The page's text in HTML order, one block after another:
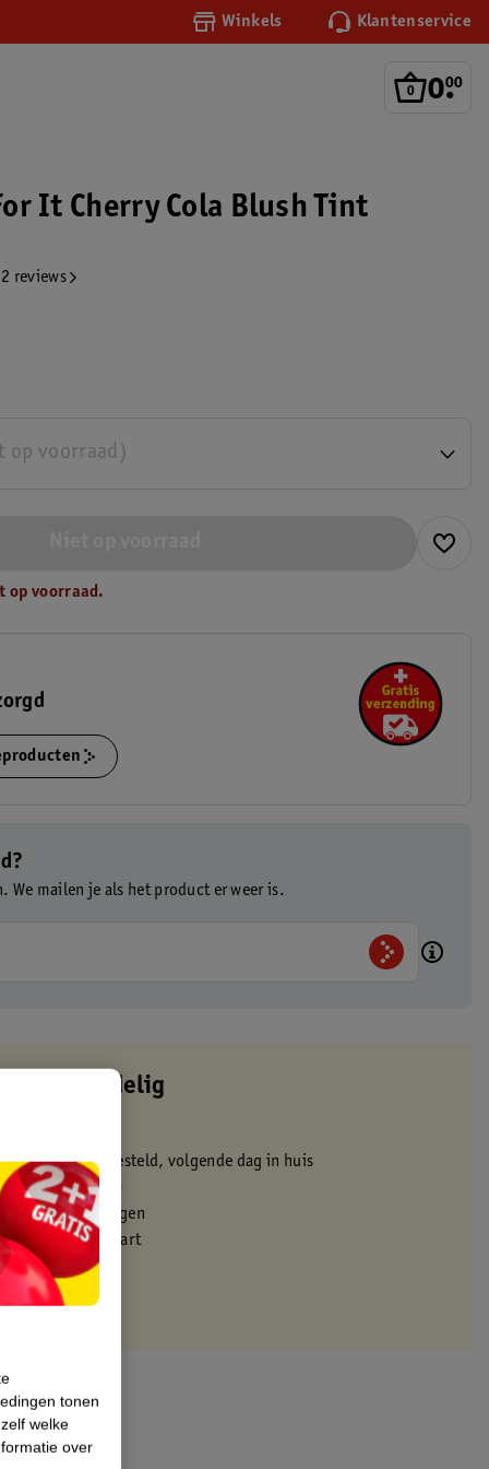
Winkels Klantenservice
0.
00
It Cherry Cola Blush Tint
reviews
op voorraad)
op voorraad.
We mailen je als het product er weer is.
voordelig
22:00 uur besteld, volgende dag in huis
vanaf 50.00
binnen 30 dagen
je Kruidvat kaart
tonen
welke
over